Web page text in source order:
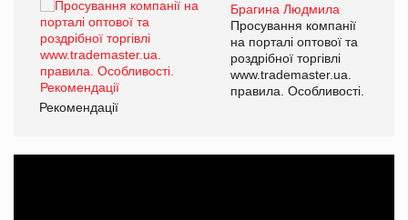
Брагина Людмила
Просування компанії
на порталі оптової та
роздрібної торгівлі
www.trademaster.ua.
правила. Особливості.
Рекомендації